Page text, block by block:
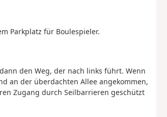
Parkplatz für Boulespieler.
den Weg, der nach links führt. Wenn
an der überdachten Allee angekommen,
Zugang durch Seilbarrieren geschützt